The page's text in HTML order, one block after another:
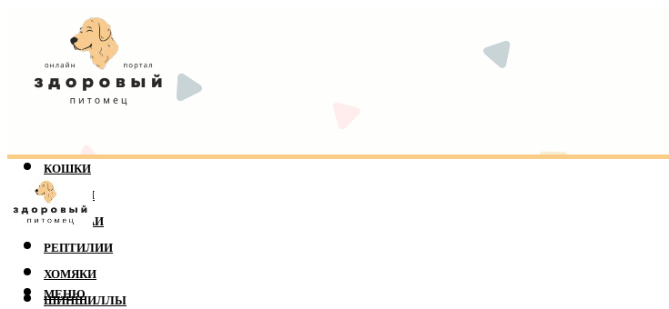
КОШКИ
СОБАКИ
ПОПУГАИ
РЕПТИЛИИ
ХОМЯКИ
ШИНШИЛЛЫ
МЕНЮ